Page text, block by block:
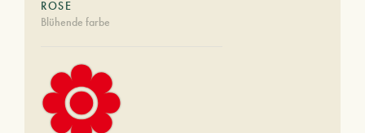
ROSE
Blühende farbe